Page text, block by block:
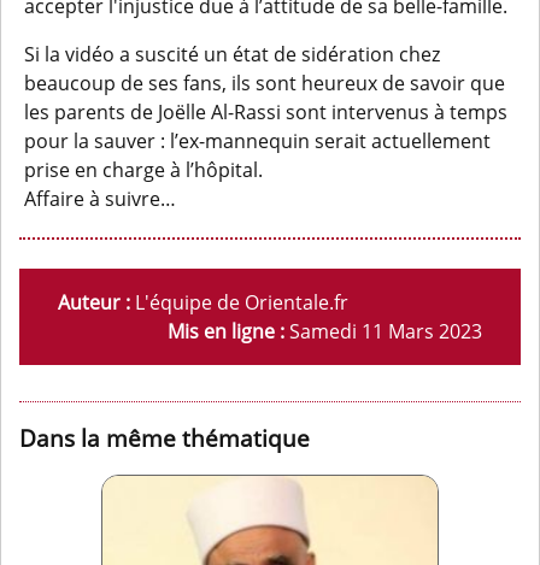
accepter l'injustice due à l’attitude de sa belle-famille.
Si la vidéo a suscité un état de sidération chez
beaucoup de ses fans, ils sont heureux de savoir que
les parents de Joëlle Al-Rassi sont intervenus à temps
pour la sauver : l’ex-mannequin serait actuellement
prise en charge à l’hôpital.
Affaire à suivre…
Auteur : L'équipe de Orientale.fr
Mis en ligne :Samedi 11 Mars 2023
Dans la même thématique